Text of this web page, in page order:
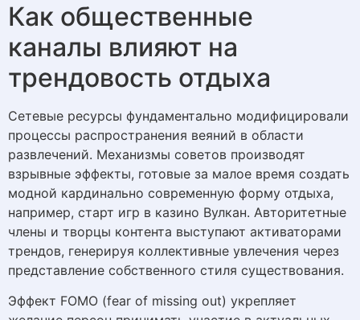
Как общественные
каналы влияют на
трендовость отдыха
Сетевые ресурсы фундаментально модифицировали
процессы распространения веяний в области
развлечений. Механизмы советов производят
взрывные эффекты, готовые за малое время создать
модной кардинально современную форму отдыха,
например, старт игр в казино Вулкан. Авторитетные
члены и творцы контента выступают активаторами
трендов, генерируя коллективные увлечения через
представление собственного стиля существования.
Эффект FOMO (fear of missing out) укрепляет